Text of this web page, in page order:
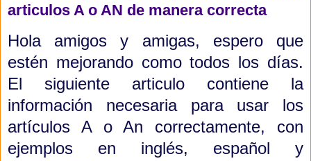
articulos A o AN de manera correcta
Hola amigos y amigas, espero que
estén mejorando como todos los días.
El siguiente articulo contiene la
información necesaria para usar los
artículos A o An correctamente, con
ejemplos en inglés, español y